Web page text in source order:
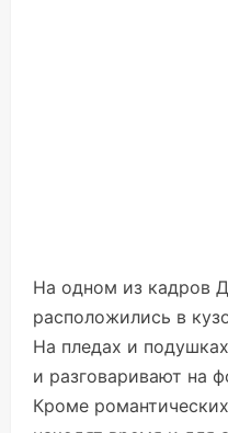
На одном из кадров
расположились в
На пледах и
и разговаривают на
Кроме